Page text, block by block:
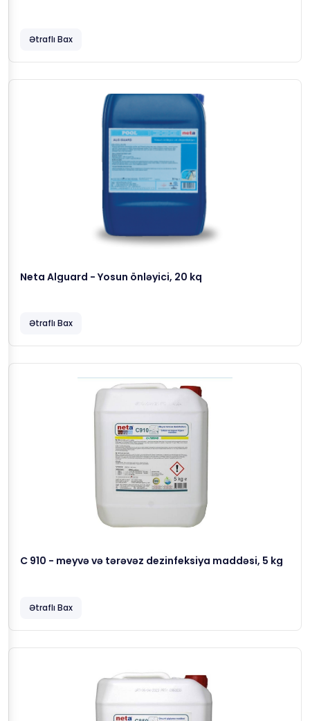
Ətraflı Bax
Neta Alguard - Yosun önləyici, 20 kq
Ətraflı Bax
C 910 - meyvə və tərəvəz dezinfeksiya maddəsi, 5 kg
Ətraflı Bax